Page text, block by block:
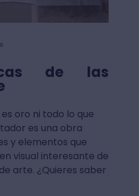
de las
oro ni todo lo que
es una obra
y elementos que
visual interesante de
arte. ¿Quieres saber